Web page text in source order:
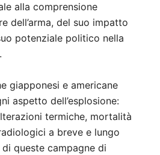
alla comprensione
dell’arma, del suo impatto
potenziale politico nella
giapponesi e americane
aspetto dell’esplosione:
termiche, mortalità
a breve e lungo
di queste campagne di